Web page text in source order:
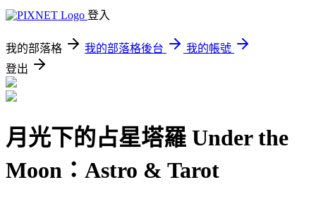
登入
我的部落格 我的部落格後台
我的帳號
登出
月光下的占星塔羅 Under the
Moon：Astro & Tarot